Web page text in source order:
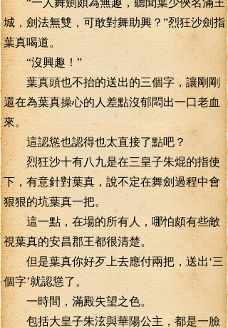
“一人舞劍頗為無趣，聽聞葉少俠名滿王
城，劍法無雙，可敢對舞助興？”烈狂沙劍指
葉真喝道。
“沒興趣！”
葉真頭也不抬的送出的三個字，讓剛剛
還在為葉真操心的人差點沒郁悶出一口老血
來。
這認慫也認得也太直接了點吧？
烈狂沙十有八九是在三皇子朱焜的指使
下，有意針對葉真，說不定在舞劍過程中會
狠狠的坑葉真一把。
這一點，在場的所有人，哪怕頗有些敵
視葉真的安昌郡王都很清楚。
但是葉真你好歹上去應付兩把，送出‘三
個字’就認慫了。
一時間，滿殿失望之色。
包括大皇子朱泫與華陽公主，都是一臉